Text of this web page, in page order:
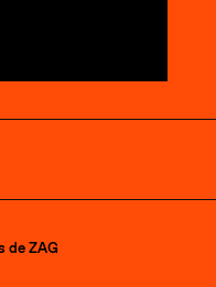
de ZAG